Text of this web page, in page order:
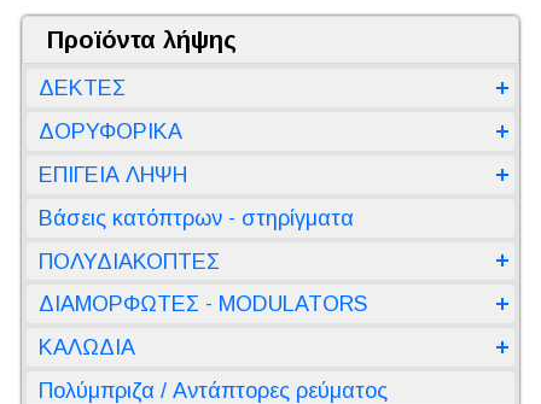
Προϊόντα λήψης
ΔΕΚΤΕΣ
ΔΟΡΥΦΟΡΙΚΑ
ΕΠΙΓΕΙΑ ΛΗΨΗ
Βάσεις κατόπτρων - στηρίγματα
ΠΟΛΥΔΙΑΚΟΠΤΕΣ
ΔΙΑΜΟΡΦΩΤΕΣ - MODULATORS
ΚΑΛΩΔΙΑ
Πολύμπριζα / Αντάπτορες ρεύματος